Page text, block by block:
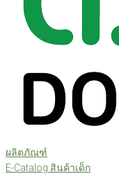
ผลิตภัณฑ์
E-Catalog สินค้าเด็ก